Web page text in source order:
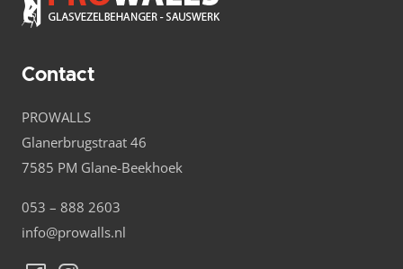
Contact
PROWALLS
Glanerbrugstraat 46
7585 PM Glane-Beekhoek
053 – 888 2603
info@prowalls.nl